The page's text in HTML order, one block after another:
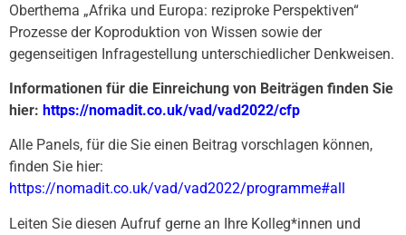
Oberthema „Afrika und Europa: reziproke Perspektiven“
Prozesse der Koproduktion von Wissen sowie der
gegenseitigen Infragestellung unterschiedlicher Denkweisen.
Informationen für die Einreichung von Beiträgen finden Sie
hier: https://nomadit.co.uk/vad/vad2022/cfp
Alle Panels, für die Sie einen Beitrag vorschlagen können,
finden Sie hier:
https://nomadit.co.uk/vad/vad2022/programme#all
Leiten Sie diesen Aufruf gerne an Ihre Kolleg*innen und